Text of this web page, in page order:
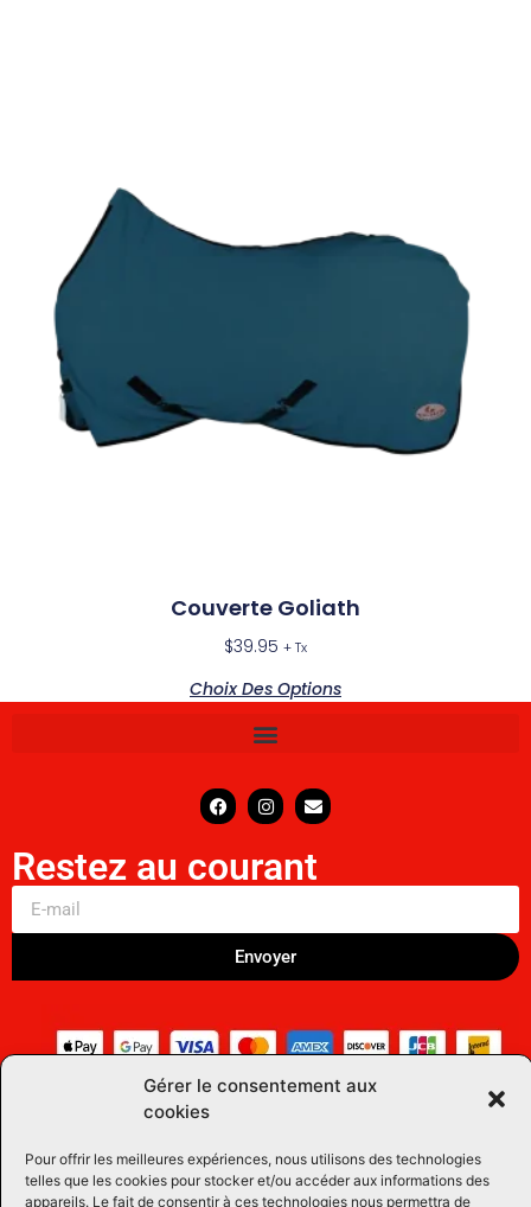
Gérer le consentement aux
cookies
Pour offrir les meilleures expériences, nous utilisons des technologies
telles que les cookies pour stocker et/ou accéder aux informations des
appareils. Le fait de consentir à ces technologies nous permettra de
Couverte Goliath
$39.95 + Tx
Choix Des Options
Restez au courant
Envoyer